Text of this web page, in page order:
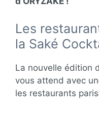
Les
la Saké
La nouvelle édition
vous attend avec
les restaurants